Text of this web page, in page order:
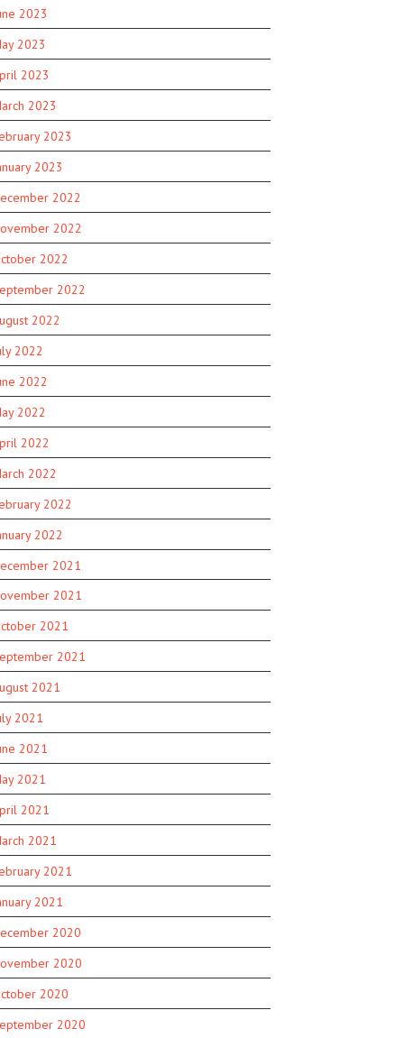
2023
2023
2023
2023
2023
2023
2022
2022
2022
2022
2022
2022
2022
2022
2022
2022
2022
2022
2021
2021
2021
2021
2021
2021
2021
2021
2021
2021
2021
2021
2020
2020
2020
2020